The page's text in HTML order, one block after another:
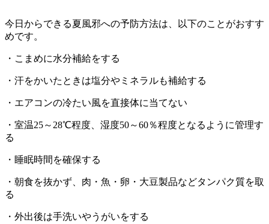
今日からできる夏風邪への予防方法は、以下のことがおすす
めです。
・こまめに水分補給をする
・汗をかいたときは塩分やミネラルも補給する
・エアコンの冷たい風を直接体に当てない
・室温25～28℃程度、湿度50～60％程度となるように管理す
る
・睡眠時間を確保する
・朝食を抜かず、肉・魚・卵・大豆製品などタンパク質を取
る
・外出後は手洗いやうがいをする